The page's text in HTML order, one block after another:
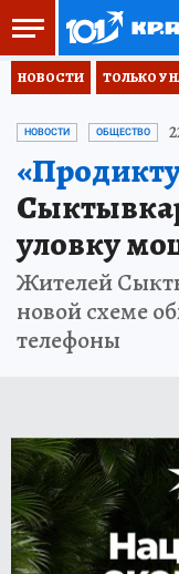
НОВОСТИ ТОЛЬКО У
НОВОСТИ ОБЩЕСТВО
уловку
Жителей
новой схеме
телефоны